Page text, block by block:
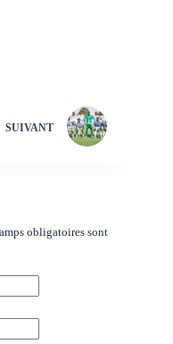
SUIVANT
obligatoires sont